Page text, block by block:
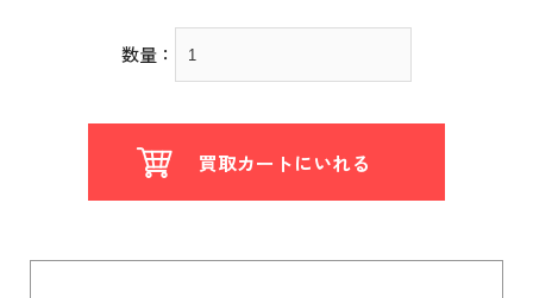
数量：
買取カートにいれる